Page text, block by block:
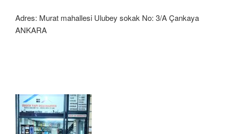
Adres: Murat mahallesi Ulubey sokak No: 3/A Çankaya
ANKARA